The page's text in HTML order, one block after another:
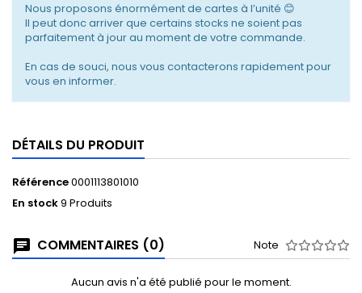
Nous proposons énormément de cartes à l’unité 😊
Il peut donc arriver que certains stocks ne soient pas
parfaitement à jour au moment de votre commande.
En cas de souci, nous vous contacterons rapidement pour
vous en informer.
DÉTAILS DU PRODUIT
Référence0001113801010
En stock9 Produits
COMMENTAIRES (0) Note
Aucun avis n'a été publié pour le moment.